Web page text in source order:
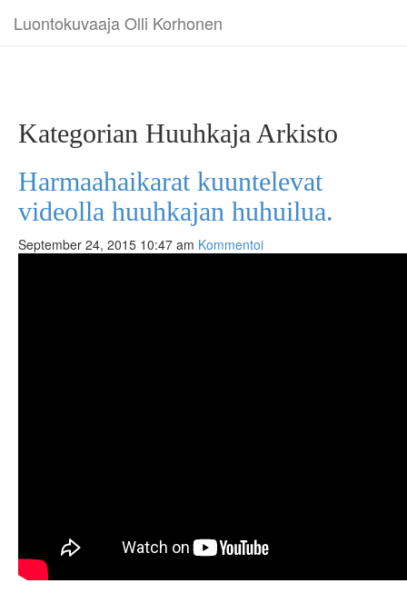
Luontokuvaaja Olli Korhonen
Kategorian Huuhkaja Arkisto
Harmaahaikarat kuuntelevat
videolla huuhkajan huhuilua.
September 24, 2015 10:47 am Kommentoi